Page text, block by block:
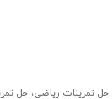
حل تمرینات ریاضی، حل